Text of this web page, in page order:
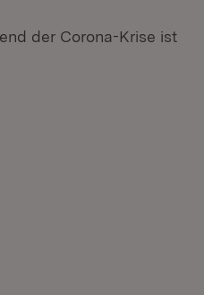
der Corona-Krise ist